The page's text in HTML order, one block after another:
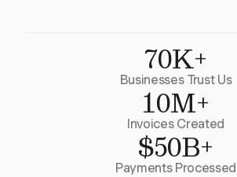
70K+
Businesses Trust Us
10M+
Invoices Created
$50B+
Payments Processed